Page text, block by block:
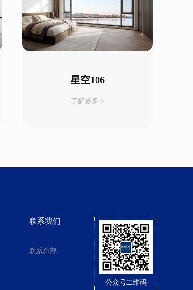
星空106
了解更多 >
联系我们
联系总部
公众号二维码